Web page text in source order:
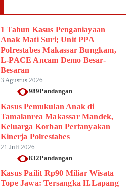
1 Tahun Kasus Penganiayaan
Anak Mati Suri; Unit PPA
Polrestabes Makassar Bungkam,
L-PACE Ancam Demo Besar-
Besaran
3 Agustus 2026
989Pandangan
Kasus Pemukulan Anak di
Tamalanrea Makassar Mandek,
Keluarga Korban Pertanyakan
Kinerja Polrestabes
21 Juli 2026
832Pandangan
Kasus Pailit Rp90 Miliar Wisata
Tope Jawa: Tersangka H.Lapang